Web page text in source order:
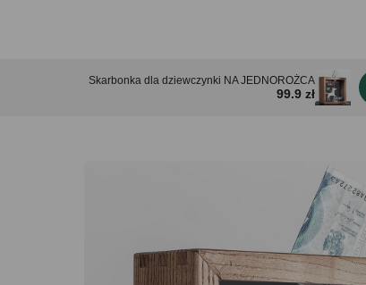
Skarbonka dla dziewczynki NA JEDNOROŻCA
99.9 zł